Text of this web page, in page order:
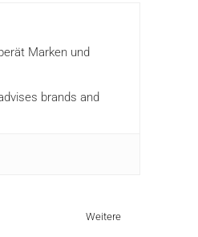
Marken und
brands and
Weitere